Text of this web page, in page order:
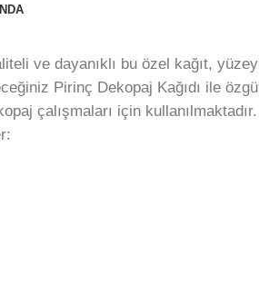
ve dayanıklı bu özel kağıt,
Pirinç Dekopaj Kağıdı ile
çalışmaları için